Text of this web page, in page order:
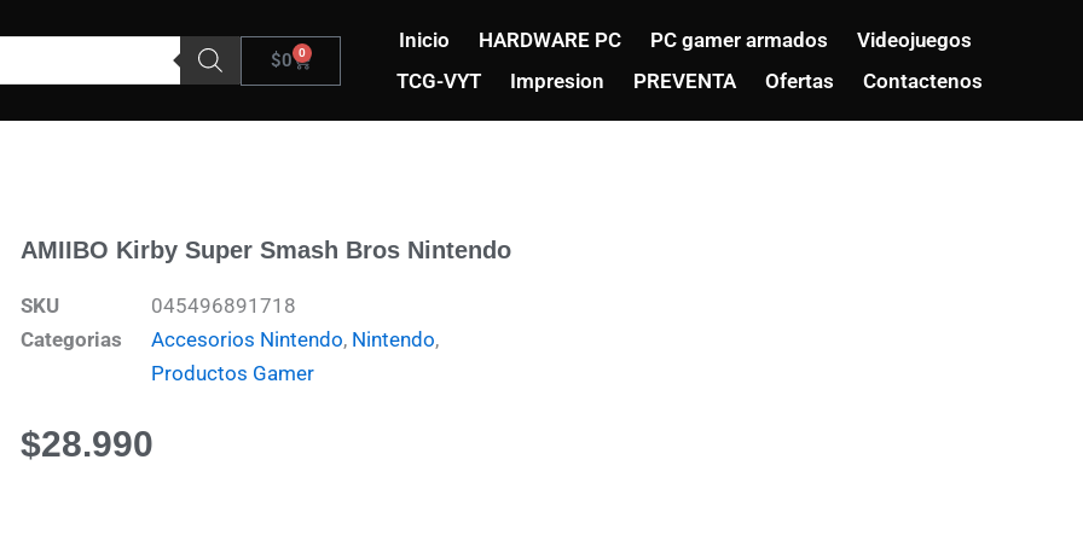
$0 0
Carrito
Inicio HARDWARE PC PC gamer armados
Videojuegos
TCG-VYT
Impresion PREVENTA Ofertas Contactenos
AMIIBO Kirby Super Smash Bros Nintendo
SKU
045496891718
Categorias
Accesorios Nintendo, Nintendo,
Productos Gamer
$28.990